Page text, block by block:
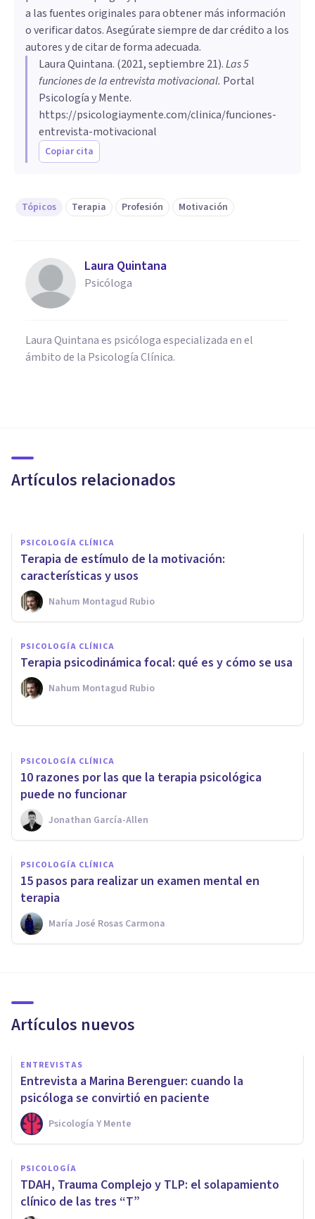
a las fuentes originales para obtener más información
o verificar datos. Asegúrate siempre de dar crédito a los
autores y de citar de forma adecuada.
Laura Quintana. (2021, septiembre 21).Las 5
funciones de la entrevista motivacional. Portal
Psicología y Mente.
https://psicologiaymente.com/clinica/funciones-
entrevista-motivacional
Copiar cita
Tópicos Terapia Profesión Motivación
Laura Quintana
Psicóloga
Laura Quintana es psicóloga especializada en el
ámbito de la Psicología Clínica.
Artículos relacionados
Ciencia
PSICOLOGÍA CLÍNICA
Terapia de estímulo de la motivación:
características y usos
Nahum Montagud Rubio
PSICOLOGÍA CLÍNICA
Terapia psicodinámica focal: qué es y cómo se usa
Nahum Montagud Rubio
PSICOLOGÍA CLÍNICA
Terapia de exposición con
prevención de respuesta: qué
es y cómo se usa
PSICOLOGÍA CLÍNICA
10 razones por las que la terapia psicológica
puede no funcionar
Jonathan García-Allen
PSICOLOGÍA CLÍNICA
15 pasos para realizar un examen mental en
terapia
María José Rosas Carmona
Artículos nuevos
ENTREVISTAS
Entrevista a Marina Berenguer: cuando la
psicóloga se convirtió en paciente
Psicología Y Mente
PSICOLOGÍA
TDAH, Trauma Complejo y TLP: el solapamiento
clínico de las tres “T”